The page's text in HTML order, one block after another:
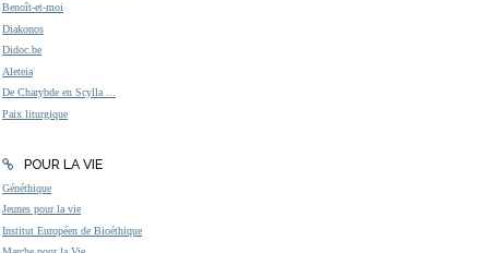
Benoît-et-moi
Diakonos
Didoc.be
Aleteia
De Charybde en Scylla ...
Paix liturgique
POUR LA VIE
Généthique
Jeunes pour la vie
Institut Européen de Bioéthique